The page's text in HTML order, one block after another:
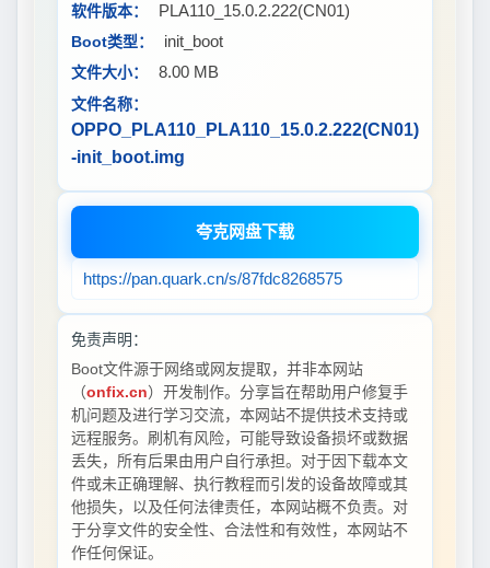
软件版本： PLA110_15.0.2.222(CN01)
Boot类型： init_boot
文件大小： 8.00 MB
文件名称：
OPPO_PLA110_PLA110_15.0.2.222(CN01)
-init_boot.img
夸克网盘下载
https://pan.quark.cn/s/87fdc8268575
免责声明：
Boot文件源于网络或网友提取，并非本网站
（onfix.cn）开发制作。分享旨在帮助用户修复手
机问题及进行学习交流，本网站不提供技术支持或
远程服务。刷机有风险，可能导致设备损坏或数据
丢失，所有后果由用户自行承担。对于因下载本文
件或未正确理解、执行教程而引发的设备故障或其
他损失，以及任何法律责任，本网站概不负责。对
于分享文件的安全性、合法性和有效性，本网站不
作任何保证。